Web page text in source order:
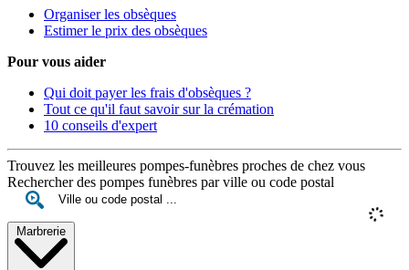
Organiser les obsèques
Estimer le prix des obsèques
Pour vous aider
Qui doit payer les frais d'obsèques ?
Tout ce qu'il faut savoir sur la crémation
10 conseils d'expert
Trouvez les meilleures pompes-funèbres proches de chez vous
Rechercher des pompes funèbres par ville ou code postal
Marbrerie